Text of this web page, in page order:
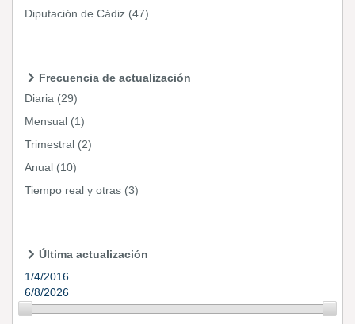
Diputación de Cádiz (47)
Frecuencia de actualización
Diaria (29)
Mensual (1)
Trimestral (2)
Anual (10)
Tiempo real y otras (3)
Última actualización
1/4/2016
6/8/2026